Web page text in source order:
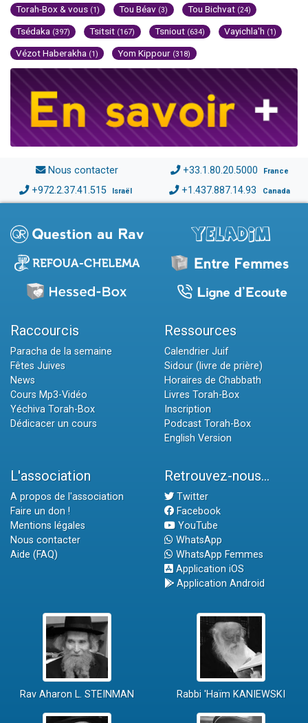
Torah-Box & vous (1) Tou Béav (3) Tou Bichvat (24)
Tsédaka (397) Tsitsit (167) Tsniout (634) Vayichla'h (1)
Vézot Haberakha (1) Yom Kippour (318)
Nous contacter +33.1.80.20.5000 France
+972.2.37.41.515 Israël +1.437.887.14.93 Canada
Raccourcis
Paracha de la semaine
Fêtes Juives
News
Cours Mp3-Vidéo
Yéchiva Torah-Box
Dédicacer un cours
Ressources
Calendrier Juif
Sidour (livre de prière)
Horaires de Chabbath
Livres Torah-Box
Inscription
Podcast Torah-Box
English Version
L'association
A propos de l'association
Faire un don !
Mentions légales
Nous contacter
Aide (FAQ)
Retrouvez-nous...
Twitter
Facebook
YouTube
WhatsApp
WhatsApp Femmes
Application iOS
Application Android
Rav Aharon L. STEINMAN Rabbi 'Haïm KANIEWSKI